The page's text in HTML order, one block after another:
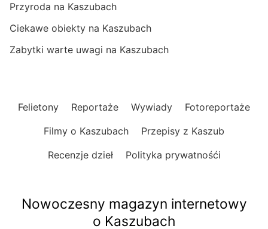
Przyroda na Kaszubach
Ciekawe obiekty na Kaszubach
Zabytki warte uwagi na Kaszubach
Felietony Reportaże Wywiady
Fotoreportaże
Filmy o Kaszubach
Przepisy z Kaszub
Recenzje dzieł
Polityka prywatnośći
Nowoczesny magazyn internetowy
o Kaszubach